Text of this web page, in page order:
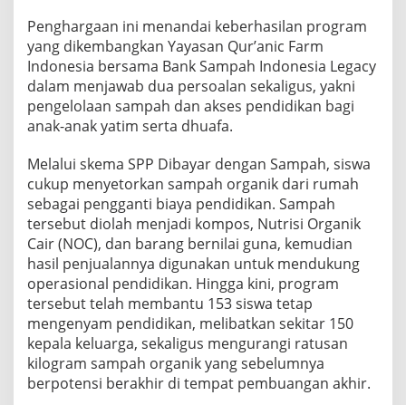
Penghargaan ini menandai keberhasilan program
yang dikembangkan Yayasan Qur’anic Farm
Indonesia bersama Bank Sampah Indonesia Legacy
dalam menjawab dua persoalan sekaligus, yakni
pengelolaan sampah dan akses pendidikan bagi
anak-anak yatim serta dhuafa.
Melalui skema SPP Dibayar dengan Sampah, siswa
cukup menyetorkan sampah organik dari rumah
sebagai pengganti biaya pendidikan. Sampah
tersebut diolah menjadi kompos, Nutrisi Organik
Cair (NOC), dan barang bernilai guna, kemudian
hasil penjualannya digunakan untuk mendukung
operasional pendidikan. Hingga kini, program
tersebut telah membantu 153 siswa tetap
mengenyam pendidikan, melibatkan sekitar 150
kepala keluarga, sekaligus mengurangi ratusan
kilogram sampah organik yang sebelumnya
berpotensi berakhir di tempat pembuangan akhir.